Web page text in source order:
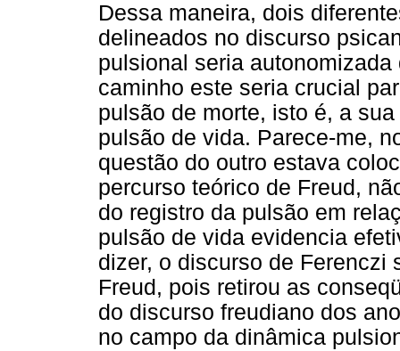
Dessa maneira, dois
delineados no discurso
pulsional seria
caminho este seria crucial
pulsão de morte, isto é, a
pulsão de vida. Parece-me,
questão do outro estava
percurso teórico de Freud,
do registro da pulsão em
pulsão de vida evidencia
dizer, o discurso de Ferenczi
Freud, pois retirou as
do discurso freudiano dos
no campo da dinâmica